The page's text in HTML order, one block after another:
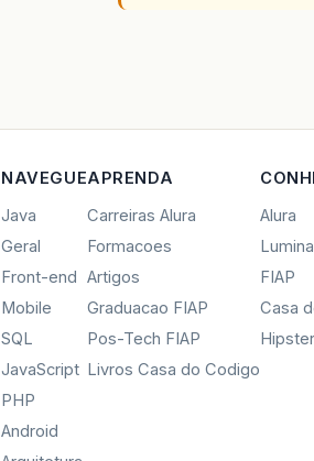
NAVEGUE
Java
Geral
Front-end
Mobile
SQL
JavaScript
PHP
Android
APRENDA
Carreiras Alura
Formacoes
Artigos
Graduacao FIAP
Pos-Tech FIAP
Livros Casa do Codigo
Alura
Lumina
FIAP
Casa